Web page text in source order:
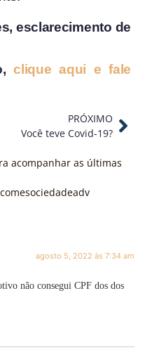
esclarecimento de
clique aqui e fale
PRÓXIMO
Você teve Covid-19?
acompanhar as últimas
agosto 5, 2022 às 7:34 am
não consegui CPF dos dos